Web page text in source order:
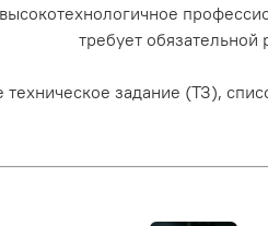
высокотехнологичное
требует
техническое задание (ТЗ),